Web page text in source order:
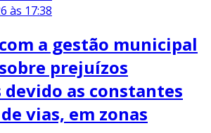
às 17:38
a gestão municipal
prejuízos
devido as constantes
vias, em zonas